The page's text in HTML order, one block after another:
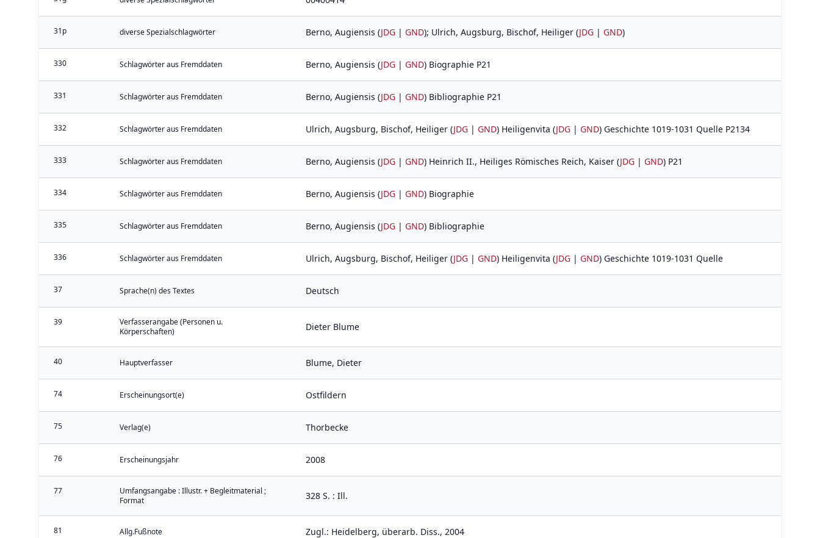
31p diverse Spezialschlagwörter Berno, Augiensis (JDG | GND); Ulrich, Augsburg, Bischof, Heiliger (JDG | GND)
330 Schlagwörter aus Fremddaten Berno, Augiensis (JDG | GND) Biographie P21
331 Schlagwörter aus Fremddaten Berno, Augiensis (JDG | GND) Bibliographie P21
332 Schlagwörter aus Fremddaten Ulrich, Augsburg, Bischof, Heiliger (JDG | GND) Heiligenvita (JDG | GND) Geschichte 1019-1031 Quelle P2134
333 Schlagwörter aus Fremddaten Berno, Augiensis (JDG | GND) Heinrich II., Heiliges Römisches Reich, Kaiser (JDG | GND) P21
334 Schlagwörter aus Fremddaten Berno, Augiensis (JDG | GND) Biographie
335 Schlagwörter aus Fremddaten Berno, Augiensis (JDG | GND) Bibliographie
336 Schlagwörter aus Fremddaten Ulrich, Augsburg, Bischof, Heiliger (JDG | GND) Heiligenvita (JDG | GND) Geschichte 1019-1031 Quelle
37 Sprache(n) des Textes Deutsch
39
Verfasserangabe (Personen u.
Körperschaften)
Dieter Blume
40 Hauptverfasser Blume, Dieter
74 Erscheinungsort(e) Ostfildern
75 Verlag(e) Thorbecke
76 Erscheinungsjahr 2008
77
Umfangsangabe : Illustr. + Begleitmaterial ;
Format
328 S. : Ill.
81 Allg.Fußnote Zugl.: Heidelberg, überarb. Diss., 2004